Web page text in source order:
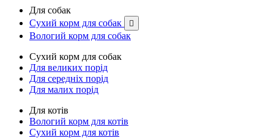
Для собак
Сухий корм для собак

Вологий корм для собак
Сухий корм для собак
Для великих порід
Для середніх порід
Для малих порід
Для котів
Вологий корм для котів
Сухий корм для котів